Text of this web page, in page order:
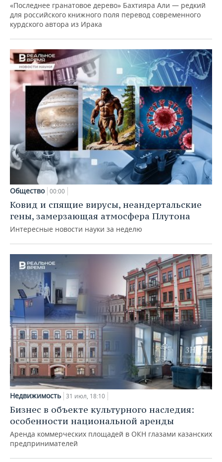
«Последнее гранатовое дерево» Бахтияра Али — редкий
для российского книжного поля перевод современного
курдского автора из Ирака
Общество 00:00
Ковид и спящие вирусы, неандертальские
гены, замерзающая атмосфера Плутона
Интересные новости науки за неделю
Недвижимость 31 июл, 18:10
Бизнес в объекте культурного наследия:
особенности национальной аренды
Аренда коммерческих площадей в ОКН глазами казанских
предпринимателей